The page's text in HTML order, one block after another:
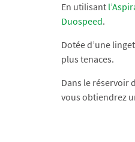
En utilisant
Duospeed.
Dotée d’une
plus tenaces.
Dans le réservoir
vous obtiendrez